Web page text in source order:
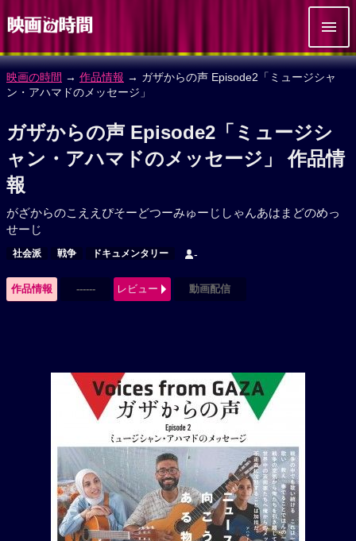
映画の時間 → 作品情報 → ガザからの声 Episode2「ミュージシャ
ン・アハマドのメッセージ」
ガザからの声 Episode2「ミュージシ
ャン・アハマドのメッセージ」 作品情
報
がざからのこええぴそーどつーみゅーじしゃんあはまどのめっ
せーじ
社会派 戦争 ドキュメンタリー -
作品情報 ------ レビュー 動画配信